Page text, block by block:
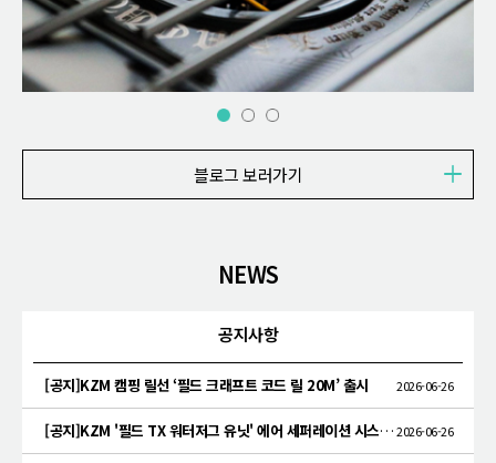
블로그 보러가기
NEWS
공지사항
[공지]KZM 캠핑 릴선 ‘필드 크래프트 코드 릴 20M’ 출시 2026-06-26
[공지]KZM '필드 TX 워터저그 유닛' 에어 세퍼레이션 시스템 특허 획득2026-06-26